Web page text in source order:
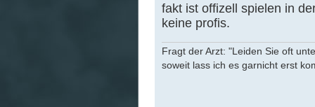
fakt ist offizell spielen in
keine profis.
Fragt der Arzt: "Leiden Sie oft
soweit lass ich es garnicht erst